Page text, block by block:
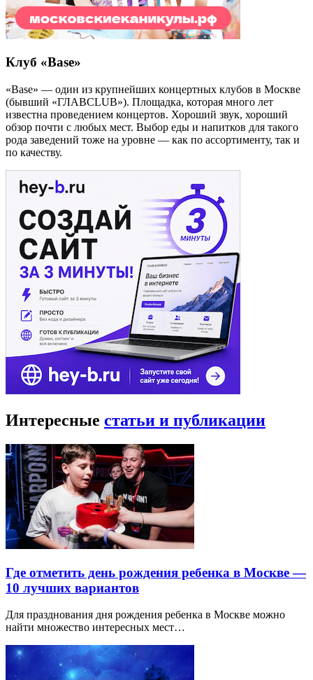
Клуб «Base»
«Base» — один из крупнейших концертных клубов в Москве
(бывший «ГЛАВCLUB»). Площадка, которая много лет
известна проведением концертов. Хороший звук, хороший
обзор почти с любых мест. Выбор еды и напитков для такого
рода заведений тоже на уровне — как по ассортименту, так и
по качеству.
Интересные статьи и публикации
Где отметить день рождения ребенка в Москве —
10 лучших вариантов
Для празднования дня рождения ребенка в Москве можно
найти множество интересных мест…